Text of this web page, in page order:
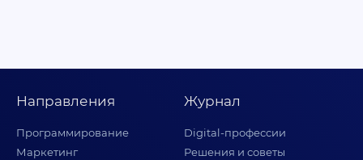
Направления
Программирование
Маркетинг
Журнал
Digital-профессии
Решения и советы